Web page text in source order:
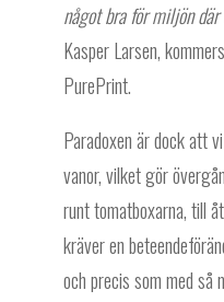
något bra för miljön
Kasper Larsen,
PurePrint.
Paradoxen är dock att
vanor, vilket gör
runt tomatboxarna, till
kräver en
och precis som med så